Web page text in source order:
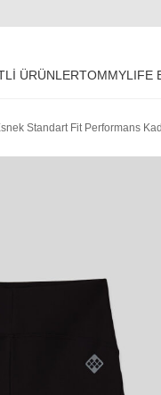
ÜRÜNLERTOMMYLIFE
Standart Fit Performans